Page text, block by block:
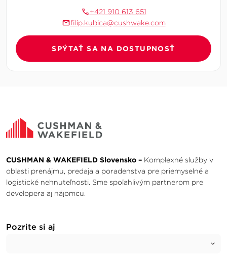
+421 910 613 651
filip.kubica@cushwake.com
SPÝTAŤ SA NA DOSTUPNOSŤ
CUSHMAN & WAKEFIELD Slovensko – Komplexné služby v
oblasti prenájmu, predaja a poradenstva pre priemyselné a
logistické nehnuteľnosti. Sme spoľahlivým partnerom pre
developera aj nájomcu.
Pozrite si aj